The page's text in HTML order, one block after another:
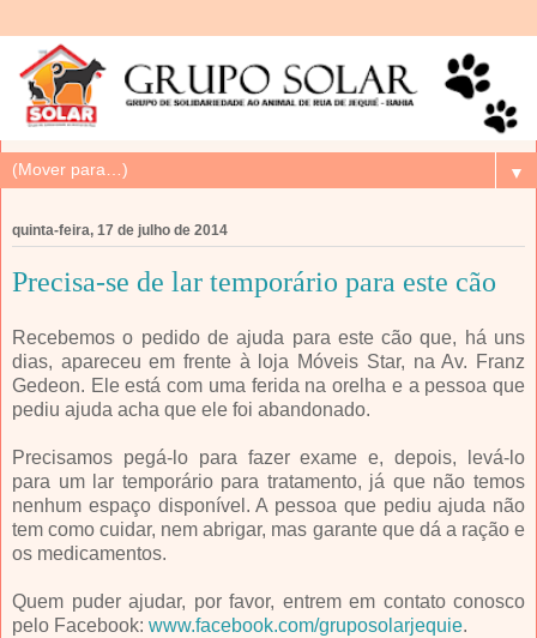
▼
quinta-feira, 17 de julho de 2014
Precisa-se de lar temporário para este cão
Recebemos o pedido de ajuda para este cão que, há uns
dias, apareceu em frente à loja Móveis Star, na Av. Franz
Gedeon. Ele está com uma ferida na orelha e a pessoa que
pediu ajuda acha que ele foi abandonado.
Precisamos pegá-lo para fazer exame e, depois, levá-lo
para um lar temporário para tratamento, já que não temos
nenhum espaço disponível. A pessoa que pediu ajuda não
tem como cuidar, nem abrigar, mas garante que dá a ração e
os medicamentos.
Quem puder ajudar, por favor, entrem em contato conosco
pelo Facebook: www.facebook.com/gruposolarjequie.